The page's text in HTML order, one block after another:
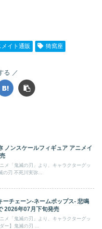
メイト通販 猗窩座
る
ノンスケールフィギュア アニメイ
メ「鬼滅の刃」より、キャラクターグッ
の刃 不死川実弥...
ーチェーン-ネームポップス- 悲鳴
2026年07月下旬発売
メ「鬼滅の刃」より、キャラクターグッ
ー】鬼滅の刃 ...